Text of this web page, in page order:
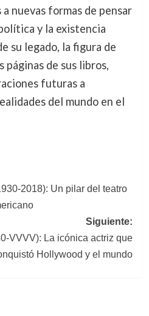
nuevas formas de pensar
y la existencia
su legado, la figura de
páginas de sus libros,
futuras a
del mundo en el
2018): Un pilar del teatro
Siguiente:
VVVV): La icónica actriz que
Hollywood y el mundo